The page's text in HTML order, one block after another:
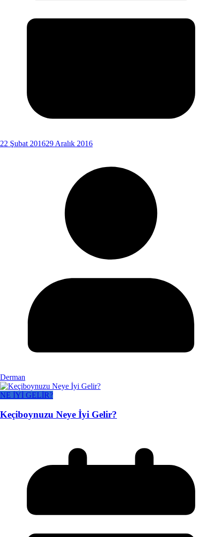
22 Şubat 201629 Aralık 2016
Derman
NE İYİ GELİR?
Keçiboynuzu Neye İyi Gelir?